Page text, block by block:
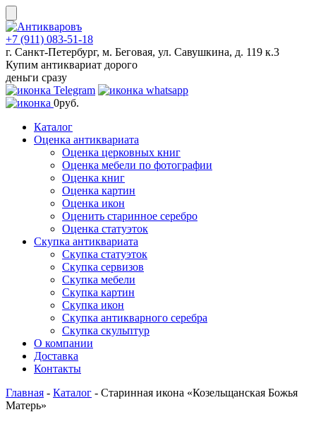
Skip
to
content
+7 (911) 083-51-18
г. Санкт-Петербург, м. Беговая, ул. Савушкина, д. 119 к.3
Купим антиквариат дорого
деньги сразу
0руб.
Каталог
Оценка антиквариата
Оценка церковных книг
Оценка мебели по фотографии
Оценка книг
Оценка картин
Оценка икон
Оценить старинное серебро
Оценка статуэток
Скупка антиквариата
Скупка статуэток
Скупка сервизов
Скупка мебели
Скупка картин
Скупка икон
Скупка антикварного серебра
Скупка скульптур
О компании
Доставка
Контакты
Главная - Каталог - Старинная икона «Козельщанская Божья
Матерь»